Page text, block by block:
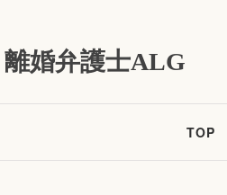
離婚弁護士ALG
TOP